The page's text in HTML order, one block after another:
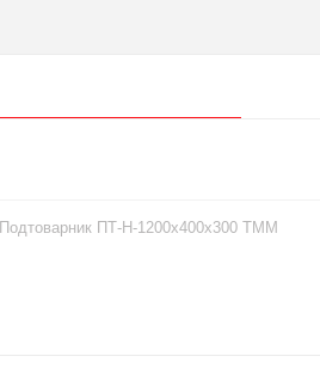
Подтоварник ПТ-Н-1200х400х300 ТММ